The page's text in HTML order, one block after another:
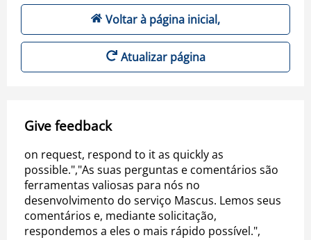
Voltar à página inicial,
Atualizar página
Give feedback
on request, respond to it as quickly as
possible.","As suas perguntas e comentários são
ferramentas valiosas para nós no
desenvolvimento do serviço Mascus. Lemos seus
comentários e, mediante solicitação,
respondemos a eles o mais rápido possível.",